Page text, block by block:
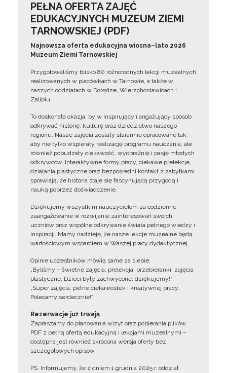
PEŁNA OFERTA ZAJĘĆ
EDUKACYJNYCH MUZEUM ZIEMI
TARNOWSKIEJ (PDF)
Najnowsza oferta edukacyjna wiosna–lato 2026
Muzeum Ziemi Tarnowskiej
Przygotowaliśmy blisko 80 różnorodnych lekcji muzealnych
realizowanych w placówkach w Tarnowie, a także w
naszych oddziałach w Dołędze, Wierzchosławicach i
Zalipiu.
To doskonała okazja, by w inspirujący i angażujący sposób
odkrywać historię, kulturę oraz dziedzictwo naszego
regionu. Nasze zajęcia zostały starannie opracowane tak,
aby nie tylko wspierały realizację programu nauczania, ale
również pobudzały ciekawość, wyobraźnię i pasję młodych
odkrywców. Interaktywne formy pracy, ciekawe prelekcje,
działania plastyczne oraz bezpośredni kontakt z zabytkami
sprawiają, że historia staje się fascynującą przygodą i
nauką poprzez doświadczenie.
Dziękujemy wszystkim nauczycielom za codzienne
zaangażowanie w rozwijanie zainteresowań swoich
uczniów oraz wspólne odkrywanie świata pełnego wiedzy i
inspiracji. Mamy nadzieję, że nasze lekcje muzealne będą
wartościowym wsparciem w Waszej pracy dydaktycznej.
Opinie uczestników mówią same za siebie:
„Byliśmy – świetne zajęcia, prelekcja, przebieranki, zajęcia
plastyczne. Dzieci były zachwycone, dziękujemy!”
„Super zajęcia, pełne ciekawostek i kreatywnej pracy.
Polecamy serdecznie!”
Rezerwacje już trwają
Zapraszamy do planowania wizyt oraz pobierania plików
PDF z pełną ofertą edukacyjną i lekcjami muzealnymi –
dostępna jest również skrócona wersja oferty bez
szczegółowych opisów.
PS. Informujemy, że z dniem 1 grudnia 2025 r. oddział